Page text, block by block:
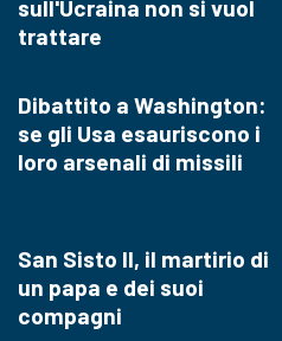
sull'Ucraina non si vuol
trattare
Dibattito a Washington:
se gli Usa esauriscono i
loro arsenali di missili
San Sisto II, il martirio di
un papa e dei suoi
compagni